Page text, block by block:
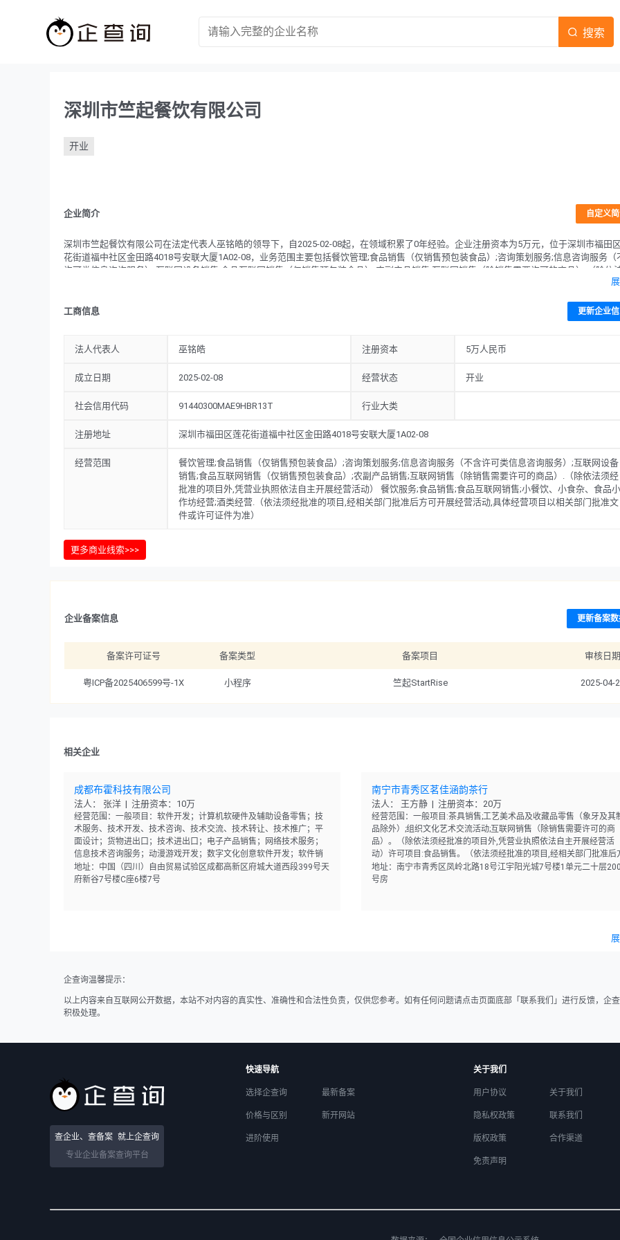
搜索
深圳市竺起餐饮有限公司
开业
企业简介 自定义
深圳市竺起餐饮有限公司在法定代表人巫铭皓的领导下，自2025-02-08起，在领域积累了0年经验。企业注册资本为5万元，位于深圳市福田
花街道福中社区金田路4018号安联大厦1A02-08，业务范围主要包括餐饮管理;食品销售（仅销售预包装食品）;咨询策划服务;信息咨询服务（
许可类信息咨询服务）;互联网设备销售;食品互联网销售（仅销售预包装食品）;农副产品销售;互联网销售（除销售需要许可的商品）.（除依
经批准的项目外,凭营业执照依法自主开展经营活动） 餐饮服务;食品销售;食品互联网销售;小餐饮、小食杂、食品小作坊经营;酒类经营.（依
工商信息 更新企业
法人代表人 巫铭皓 注册资本 5万人民币
成立日期 2025-02-08 经营状态 开业
社会信用代码 91440300MAE9HBR13T 行业大类
注册地址 深圳市福田区莲花街道福中社区金田路4018号安联大厦1A02-08
经营范围
餐饮管理;食品销售（仅销售预包装食品）;咨询策划服务;信息咨询服务（不含许可类信息咨询服务）;互联网设备
销售;食品互联网销售（仅销售预包装食品）;农副产品销售;互联网销售（除销售需要许可的商品）.（除依法须经
批准的项目外,凭营业执照依法自主开展经营活动） 餐饮服务;食品销售;食品互联网销售;小餐饮、小食杂、食品小
作坊经营;酒类经营.（依法须经批准的项目,经相关部门批准后方可开展经营活动,具体经营项目以相关部门批准文
件或许可证件为准）
更多商业线索>>>
企业备案信息 更新备案
备案许可证号 备案类型 备案项目 审核日期
粤ICP备2025406599号-1X 小程序 竺起StartRise 2025-04-
相关企业
成都布霍科技有限公司
法人： 张洋 | 注册资本：10万
经营范围：一般项目：软件开发；计算机软硬件及辅助设备零售；技
术服务、技术开发、技术咨询、技术交流、技术转让、技术推广；平
面设计；货物进出口；技术进出口；电子产品销售；网络技术服务；
信息技术咨询服务；动漫游戏开发；数字文化创意软件开发；软件销
售。（除依法须经批准的项目外，凭营业执照依法自主开展经营活
动）
地址：中国（四川）自由贸易试验区成都高新区府城大道西段399号天
府新谷7号楼C座6楼7号
南宁市青秀区茗佳涵韵茶行
法人： 王方静 | 注册资本：20万
经营范围：一般项目:茶具销售;工艺美术品及收藏品零售（象牙及其
品除外）;组织文化艺术交流活动;互联网销售（除销售需要许可的商
品）。（除依法须经批准的项目外,凭营业执照依法自主开展经营活
动）许可项目:食品销售。（依法须经批准的项目,经相关部门批准后
可开展经营活动,具体经营项目以相关部门批准文件或许可证件为准
地址：南宁市青秀区凤岭北路18号江宇阳光城7号楼1单元二十层
号房
企查询温馨提示：
以上内容来自互联网公开数据，本站不对内容的真实性、准确性和合法性负责，仅供您参考。如有任何问题请点击页面底部「联系我们」进行反馈，企
积极处理。
查企业、查备案 就上企查询
专业企业备案查询平台
快速导航
选择企查询 最新备案
价格与区别 新开网站
进阶使用
关于我们
用户协议 关于我们
隐私权政策 联系我们
版权政策 合作渠道
免责声明